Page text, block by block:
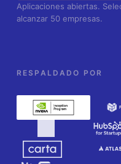
Aplicaciones abiertas.
alcanzar 50 empresas.
RESPALDADO POR